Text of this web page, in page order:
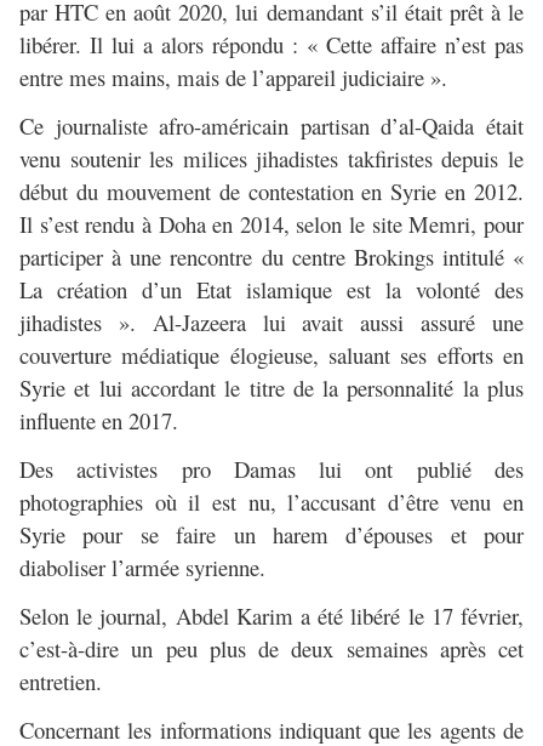
par HTC en août 2020, lui demandant s’il était prêt à le
libérer. Il lui a alors répondu : « Cette affaire n’est pas
entre mes mains, mais de l’appareil judiciaire ».
Ce journaliste afro-américain partisan d’al-Qaida était
venu soutenir les milices jihadistes takfiristes depuis le
début du mouvement de contestation en Syrie en 2012.
Il s’est rendu à Doha en 2014, selon le site Memri, pour
participer à une rencontre du centre Brokings intitulé «
La création d’un Etat islamique est la volonté des
jihadistes ». Al-Jazeera lui avait aussi assuré une
couverture médiatique élogieuse, saluant ses efforts en
Syrie et lui accordant le titre de la personnalité la plus
influente en 2017.
Des activistes pro Damas lui ont publié des
photographies où il est nu, l’accusant d’être venu en
Syrie pour se faire un harem d’épouses et pour
diaboliser l’armée syrienne.
Selon le journal, Abdel Karim a été libéré le 17 février,
c’est-à-dire un peu plus de deux semaines après cet
entretien.
Concernant les informations indiquant que les agents de